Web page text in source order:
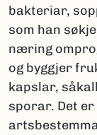
bakteriar,
som han
næring
og byggjer
kapslar,
sporar. Det